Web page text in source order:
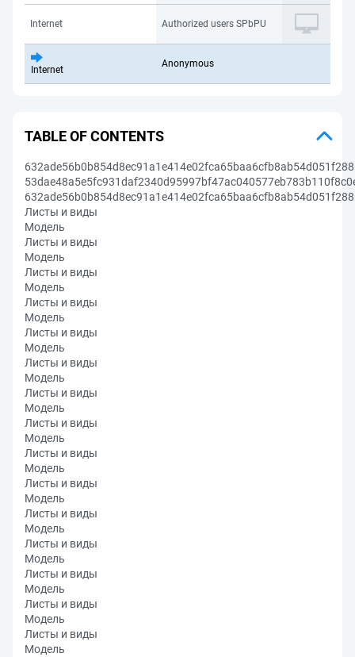
Internet Authorized users SPbPU
Internet
Anonymous
TABLE OF CONTENTS
Листы и виды
Модель
Листы и виды
Модель
Листы и виды
Модель
Листы и виды
Модель
Листы и виды
Модель
Листы и виды
Модель
Листы и виды
Модель
Листы и виды
Модель
Листы и виды
Модель
Листы и виды
Модель
Листы и виды
Модель
Листы и виды
Модель
Листы и виды
Модель
Листы и виды
Модель
Листы и виды
Модель